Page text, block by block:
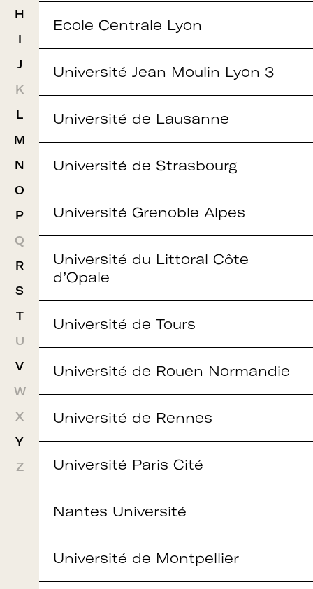
Rejoignez le réseau A+U+C
Téléchargez le bulletin
d'adhésion
Adhérer à Art + Université + Culture,
Bénéficier d’informations suivies et
H
I
J
K
L
M
N
O
P
Q
R
S
T
U
V
W
X
Y
Z
Ecole Centrale Lyon
Université Jean Moulin Lyon 3
Université de Lausanne
Université de Strasbourg
Université Grenoble Alpes
Université du Littoral Côte
d’Opale
Université de Tours
Université de Rouen Normandie
Université de Rennes
Université Paris Cité
Nantes Université
Université de Montpellier